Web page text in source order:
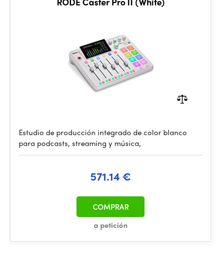
Estudio de producción integrado de color blanco
para podcasts, streaming y música,
571.14 €
a petición
COMPRAR